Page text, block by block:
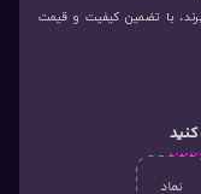
با تضمین کیفیت و قیمت